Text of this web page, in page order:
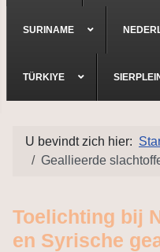
SURINAME
TÜRKIYE
U bevindt zich hier:
Geallieerde
Toelichting bij
en Syrische